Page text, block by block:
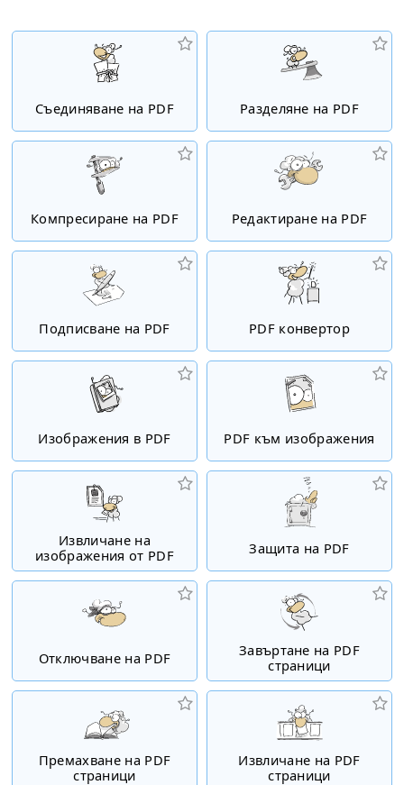
Съединяване на PDF Разделяне на PDF
Компресиране на PDF Редактиране на PDF
Подписване на PDF PDF конвертор
Изображения в PDF PDF към изображения
Извличане на
изображения от PDF
Защита на PDF
Отключване на PDF
Завъртане на PDF
страници
Премахване на PDF
страници
Извличане на PDF
страници